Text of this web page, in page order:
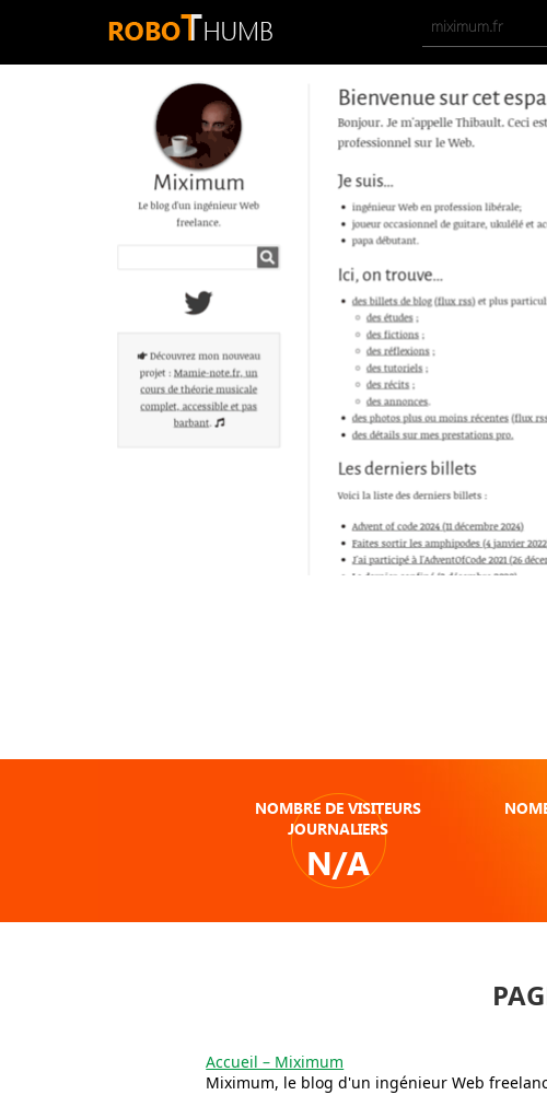
NOMBRE DE VISITEURS
JOURNALIERS
N/A
Accueil – Miximum
Miximum, le blog d'un ingénieur Web